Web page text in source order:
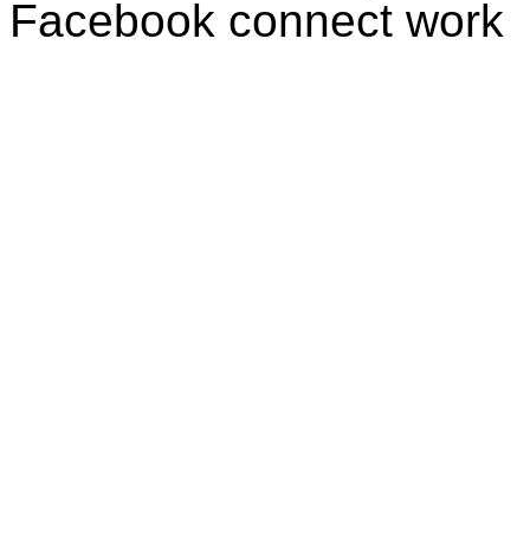
Facebook connect work